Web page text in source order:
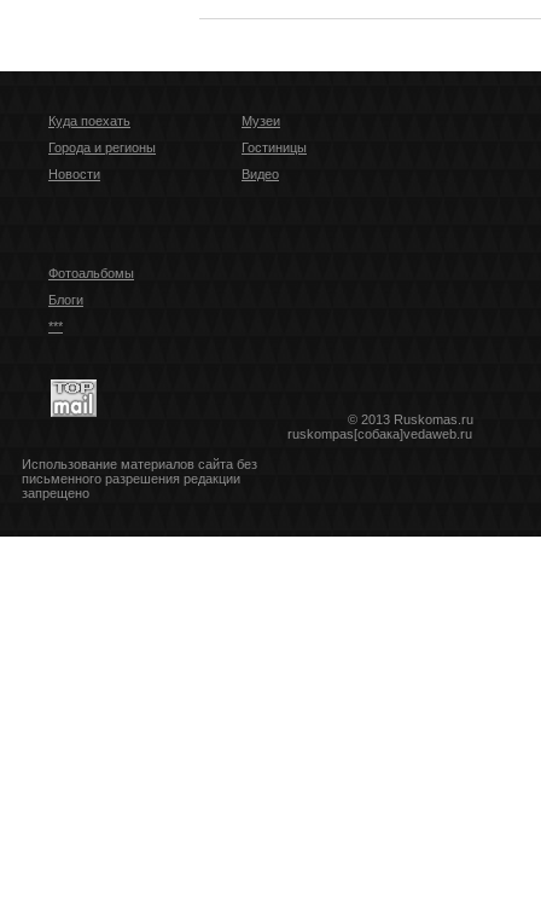
Куда поехать
Города и регионы
Новости
Музеи
Гостиницы
Видео
Фотоальбомы
Блоги
***
© 2013 Ruskomas.ru
ruskompas[собака]vedaweb.ru
Использование материалов сайта без
письменного разрешения редакции
запрещено